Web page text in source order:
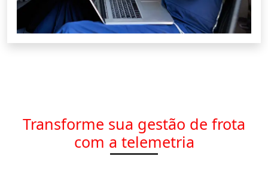
Transforme sua gestão de frota
com a telemetria